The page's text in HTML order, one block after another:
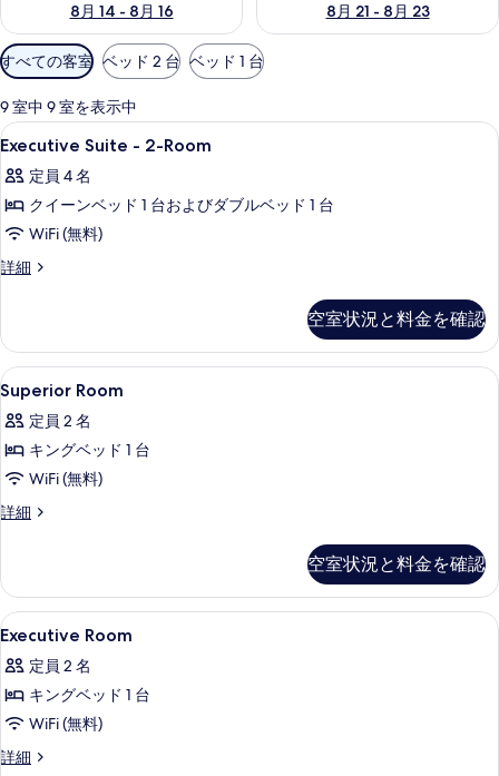
8月 14 - 8月 16
8月 21 - 8月 23
利
用
可
能
な
客
室
の
り
条
件
すべての客室 ベッド 2 台 ベッド 1 台
9 室中 9 室を表示中
Executive
Suite
-
2-
Room
の
て
の
写
真
を
表
示
る
高級寝具、セーフティボックス (室内
5
Executive Suite - 2-Room
定員 4 名
クイーンベッド 1 台およびダブルベッド 1 台
WiFi (無料)
詳細
Executive
Room
の
詳
空室状況と料金を確認
Superior
Room
の
す
べ
て
真
を
表
示
す
る
高級寝具、セーフティボックス (室内
6
Superior Room
定員 2 名
キングベッド 1 台
WiFi (無料)
詳細
Superior
細
空室状況と料金を確認
Executive
Room
の
す
べ
て
高級寝具、セーフティボックス (室内
5
Executive Room
定員 2 名
キングベッド 1 台
WiFi (無料)
詳細
Executive